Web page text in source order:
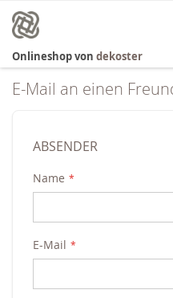
Inhalt
springen
Onlineshop von dekoster
E-Mail an einen
ABSENDER
Name
E-Mail